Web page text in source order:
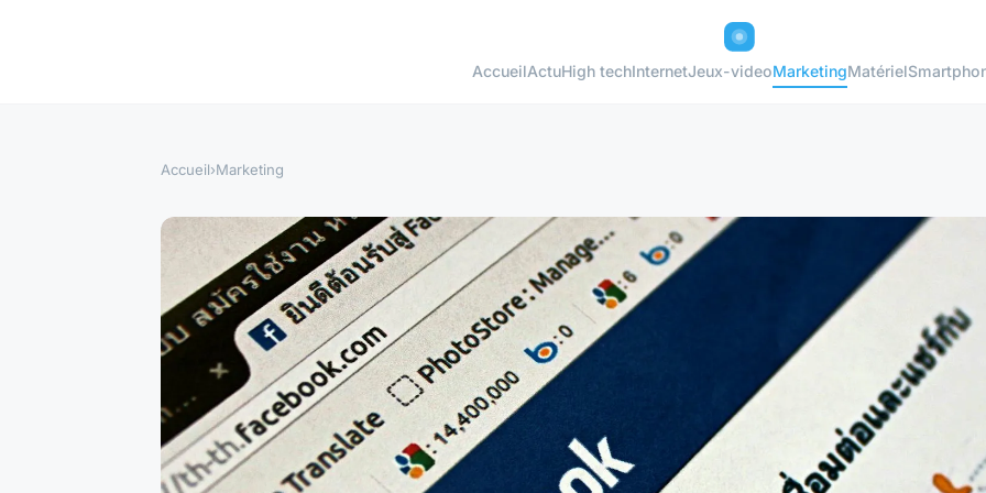
AccueilActuHigh techInternetJeux-videoMarketingMatériel
Accueil›Marketing